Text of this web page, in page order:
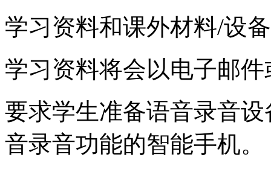
学习资料和课外材料/设
学习资料将会以电子邮
要求学生准备语音录音
音录音功能的智能手机。